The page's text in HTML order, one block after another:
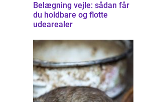
Belægning vejle: sådan får
du holdbare og flotte
udearealer